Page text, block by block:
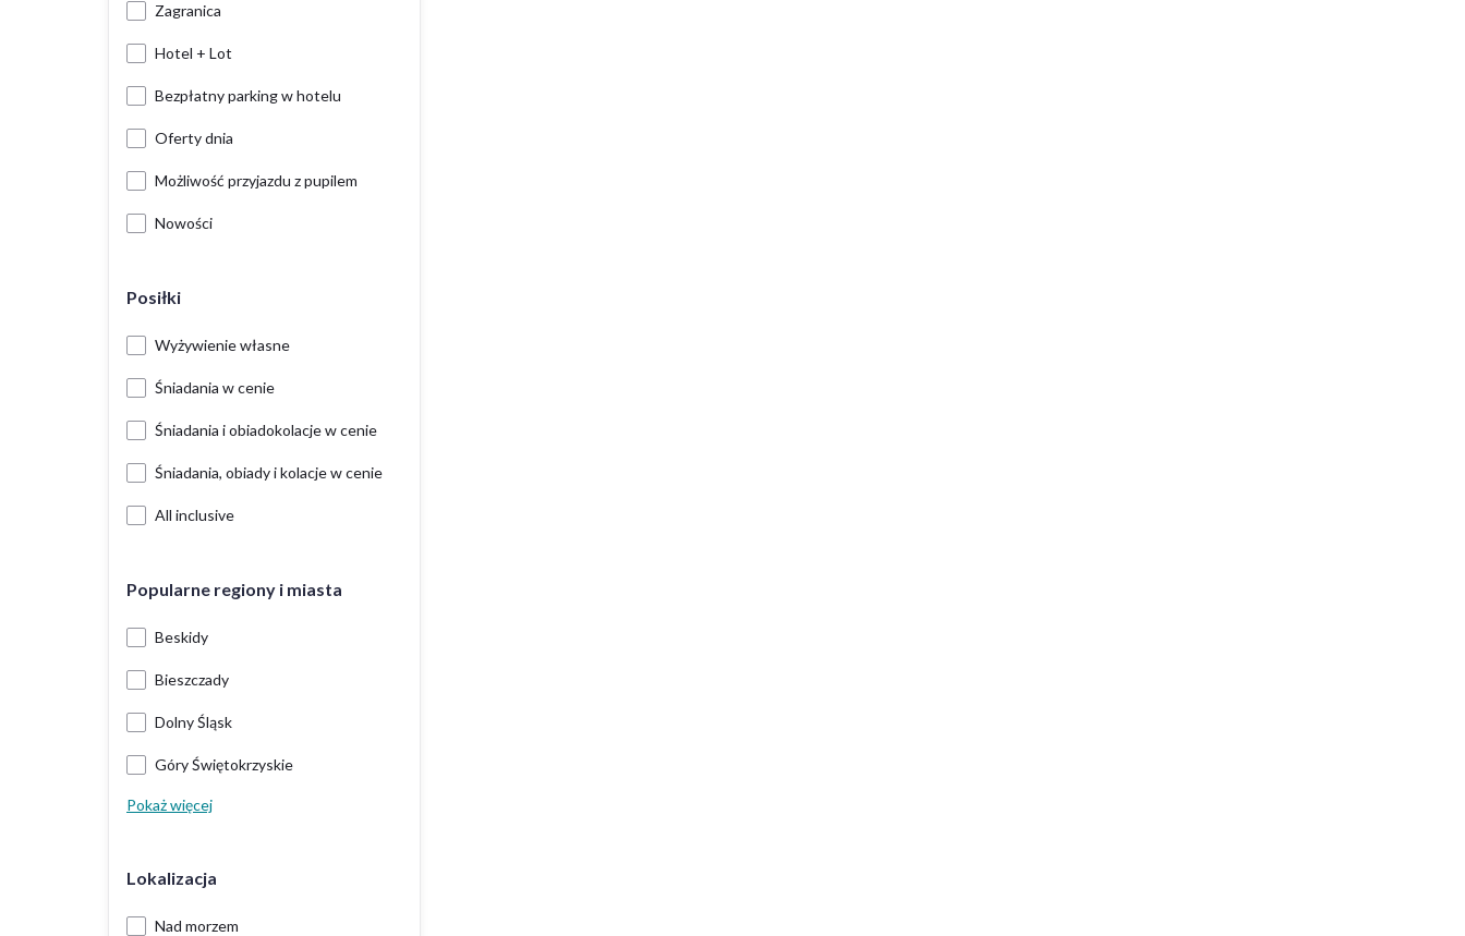
Zagranica
Hotel + Lot
Bezpłatny parking w hotelu
Oferty dnia
Możliwość przyjazdu z pupilem
Nowości
Posiłki
Wyżywienie własne
Śniadania w cenie
Śniadania i obiadokolacje w cenie
Śniadania, obiady i kolacje w cenie
All inclusive
Popularne regiony i miasta
Beskidy
Bieszczady
Dolny Śląsk
Góry Świętokrzyskie
Pokaż więcej
Lokalizacja
Nad morzem